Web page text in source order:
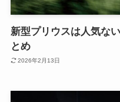
新型プリウスは人気な
とめ
2026年2月13日